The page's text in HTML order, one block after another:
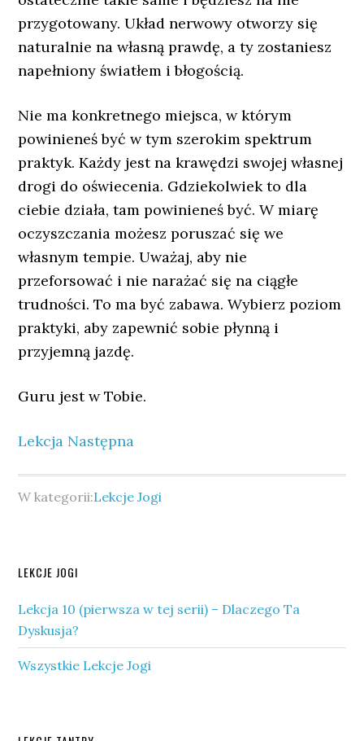
przygotowany. Układ nerwowy otworzy się
naturalnie na własną prawdę, a ty zostaniesz
napełniony światłem i błogością.
Nie ma konkretnego miejsca, w którym
powinieneś być w tym szerokim spektrum
praktyk. Każdy jest na krawędzi swojej własnej
drogi do oświecenia. Gdziekolwiek to dla
ciebie działa, tam powinieneś być. W miarę
oczyszczania możesz poruszać się we
własnym tempie. Uważaj, aby nie
przeforsować i nie narażać się na ciągłe
trudności. To ma być zabawa. Wybierz poziom
praktyki, aby zapewnić sobie płynną i
przyjemną jazdę.
Guru jest w Tobie.
Lekcja Następna
W kategorii:Lekcje Jogi
Pierwszy
panel
boczny
LEKCJE JOGI
Lekcja 10 (pierwsza w tej serii) – Dlaczego Ta
Dyskusja?
Wszystkie Lekcje Jogi